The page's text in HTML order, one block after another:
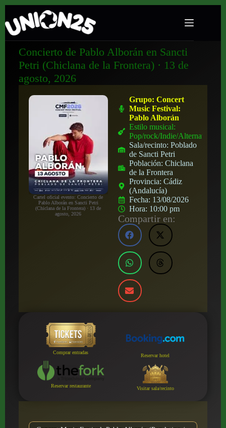
Concierto de Pablo Alborán en Sancti
Petri (Chiclana de la Frontera) · 13 de
agosto, 2026
Cartel oficial evento: Concierto de
Pablo Alborán en Sancti Petri
(Chiclana de la Frontera) · 13 de
agosto, 2026
Grupo:Concert
Music Festival:
Pablo Alborán
Estilo musical:
Pop/rock/Indie/Alternativo
Sala/recinto:Poblado
de Sancti Petri
Población:Chiclana
de la Frontera
Provincia:Cádiz
(Andalucía)
Fecha: 13/08/2026
Hora: 10:00 pm
Compartir en:
Comprar entradas
Reservar hotel
Reservar restaurante Visitar sala/recinto